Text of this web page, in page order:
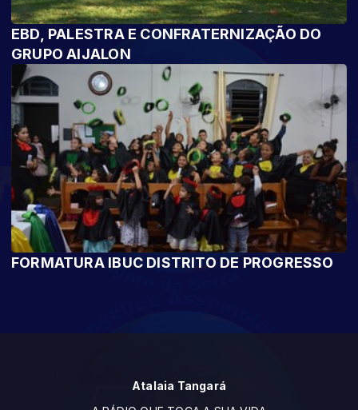
EBD, PALESTRA E CONFRATERNIZAÇÃO DO
GRUPO AIJALON
FORMATURA IBUC DISTRITO DE PROGRESSO
Atalaia Tangará